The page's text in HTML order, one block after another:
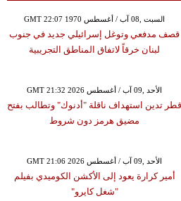
GMT 22:07 1970 السبت ,08 آب / أغسطس
قصف مدفعي وتوغل إسرائيلي جديد في جنوب
لبنان خرقاً لاتفاق المناطق التجريبية
GMT 21:32 2026 الأحد ,09 آب / أغسطس
قطر تدين استهداف ناقلة "أدنوك" وتطالب بفتح
مضيق هرمز دون شروط
GMT 21:06 2026 الأحد ,09 آب / أغسطس
أمير كرارة يعود إلى الأكشن الكوميدي بفيلم
"شغل كايرو"